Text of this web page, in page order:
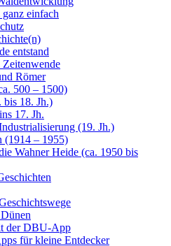
einfach
entstand
Zeitenwende
Römer
500 – 1500)
bis 18. Jh.)
17. Jh.
(19. Jh.)
(1914 – 1955)
Wahner Heide (ca. 1950 bis
der DBU-App
für kleine Entdecker